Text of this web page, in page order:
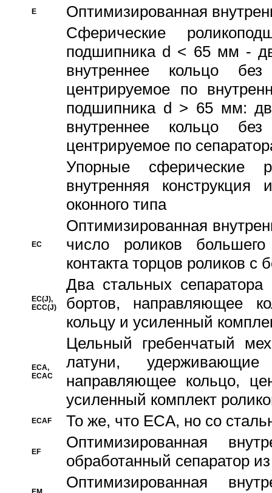
E
Оптимизированная
Сферические
подшипника d < 65 мм -
внутреннее кольцо
центрируемое по
подшипника d > 65 мм:
внутреннее кольцо
центрируемое по
Упорные сферические
внутренняя
оконного типа
EC
Oптимизированная
число роликов
контакта торцов роликов с
EC(J),
ECC(J)
Два стальных сепаратора
бортов, направляющее
кольцу и усиленный
ECA,
ECAC
Цельный гребенчатый
латуни,
направляющее кольцо,
усиленный комплект
ECAF То же, что ECA, но со
EF
Оптимизированная
обработанный сепаратор
Оптимизированная